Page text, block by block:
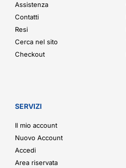
Assistenza
Contatti
Resi
Cerca nel sito
Checkout
SERVIZI
Il mio account
Nuovo Account
Accedi
Area riservata